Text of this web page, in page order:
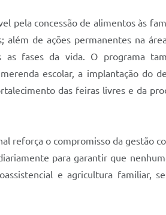
pela concessão de alimentos às
além de ações permanentes na
fases da vida. O programa
escolar, a implantação do
das feiras livres e da
reforça o compromisso da gestão
para garantir que
e agricultura familiar,